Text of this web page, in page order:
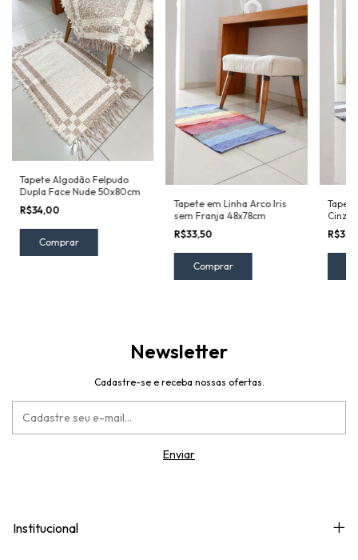
Tapete Algodão Felpudo
Dupla Face Nude 50x80cm
R$34,00
Tapete em Linha Arco Iris
sem Franja 48x78cm
R$33,50
Cinza
Newsletter
Cadastre-se e receba nossas ofertas.
Institucional